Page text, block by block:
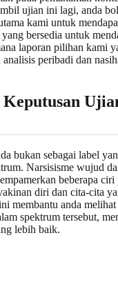
ujian ini lagi, anda
kami untuk
bersedia untuk
laporan pilihan kami
peribadi dan
bukan sebagai label
Narsisisme wujud
beberapa ciri
diri dan cita-cita
membantu anda melihat
spektrum tersebut,
lebih baik.